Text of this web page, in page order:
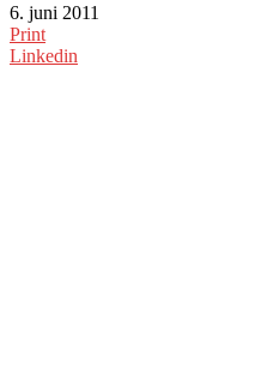
6. juni 2011
Print
Linkedin